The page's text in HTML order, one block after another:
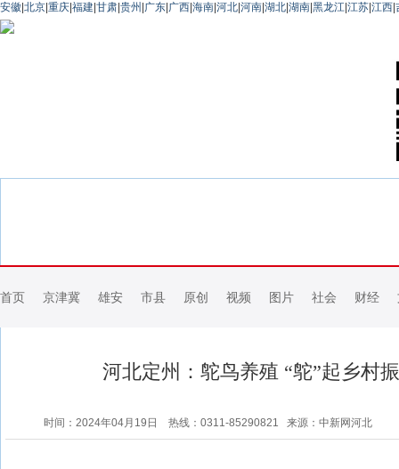
安徽 北京 重庆 福建 甘肃 贵州 广东 广西 海南 河北 河南 湖北 湖南 黑龙江 江苏 江西
首页 京津冀 雄安 市县 原创 视频 图片 社会 财经
河北定州：鸵鸟养殖 “鸵”起乡村
时间：2024年04月19日 热线：0311-85290821 来源：中新网河北